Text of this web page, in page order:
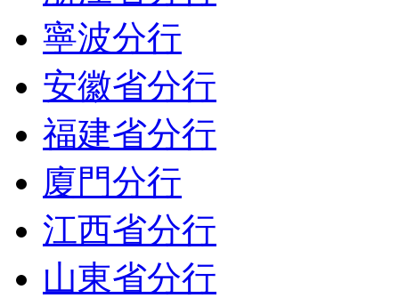
寧波分行
安徽省分行
福建省分行
廈門分行
江西省分行
山東省分行